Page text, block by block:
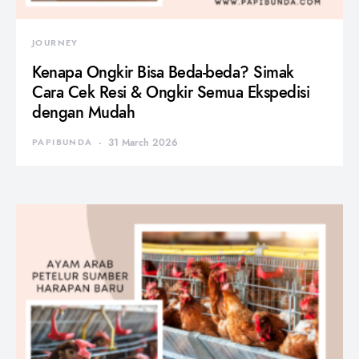
JOURNEY
Kenapa Ongkir Bisa Beda-beda? Simak
Cara Cek Resi & Ongkir Semua Ekspedisi
dengan Mudah
PAPIBUNDA 31 March 2026